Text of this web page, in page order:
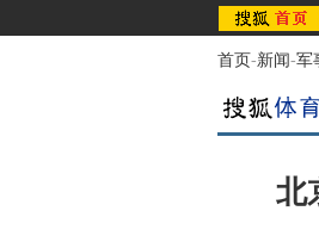
首页-新闻-军
北